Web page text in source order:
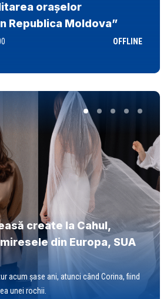
orașelor
Republica Moldova”
OFFLINE
create la Cahul,
din Europa, SUA
acum șase ani, atunci când Corina, fiind
unei rochii.